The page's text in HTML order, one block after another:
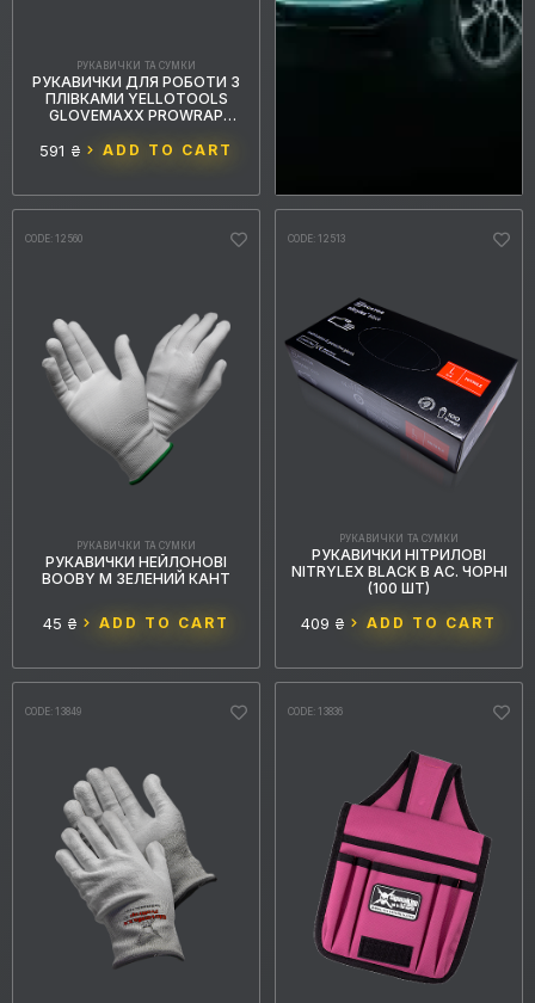
РУКАВИЧКИ ТА СУМКИ
РУКАВИЧКИ ДЛЯ РОБОТИ З
ПЛІВКАМИ YELLOTOOLS
GLOVEMAXX PROWRAP
591 ₴ ADD TO CART
CODE: 12560
РУКАВИЧКИ ТА СУМКИ
РУКАВИЧКИ НЕЙЛОНОВІ
BOOBY M ЗЕЛЕНИЙ КАНТ
45 ₴ ADD TO CART
CODE: 12513
РУКАВИЧКИ ТА СУМКИ
РУКАВИЧКИ НІТРИЛОВІ
NITRYLEX BLACK В АС. ЧОРНІ
(100 ШТ)
409 ₴ ADD TO CART
CODE: 13849 CODE: 13836